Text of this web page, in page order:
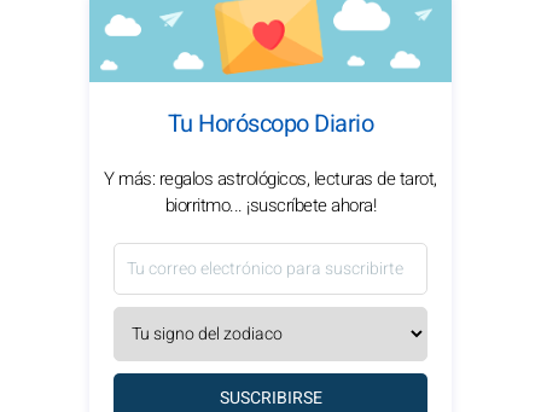
Tu Horóscopo Diario
Y más: regalos astrológicos, lecturas de tarot,
biorritmo... ¡suscríbete ahora!
SUSCRIBIRSE